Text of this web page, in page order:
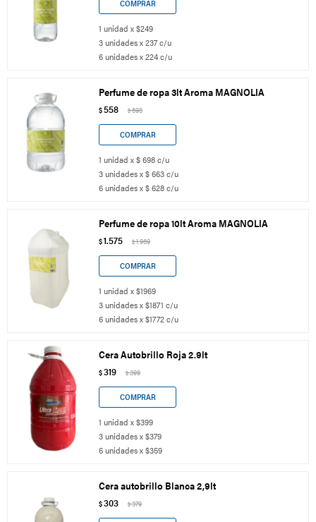
1 unidad x $249
3 unidades x 237 c/u
6 unidades x 224 c/u
Perfume de ropa 3lt Aroma MAGNOLIA
$558 $698
1 unidad x $ 698 c/u
3 unidades x $ 663 c/u
6 unidades x $ 628 c/u
Perfume de ropa 10lt Aroma MAGNOLIA
$1.575 $1.969
1 unidad x $1969
3 unidades x $1871 c/u
6 unidades x $1772 c/u
Cera Autobrillo Roja 2.9lt
$319 $399
1 unidad x $399
3 unidades x $379
6 unidades x $359
Cera autobrillo Blanca 2,9lt
$303 $379